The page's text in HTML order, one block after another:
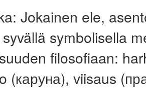
Jokainen ele,
symbolisella
filosofiaan:
(каруна), viisaus